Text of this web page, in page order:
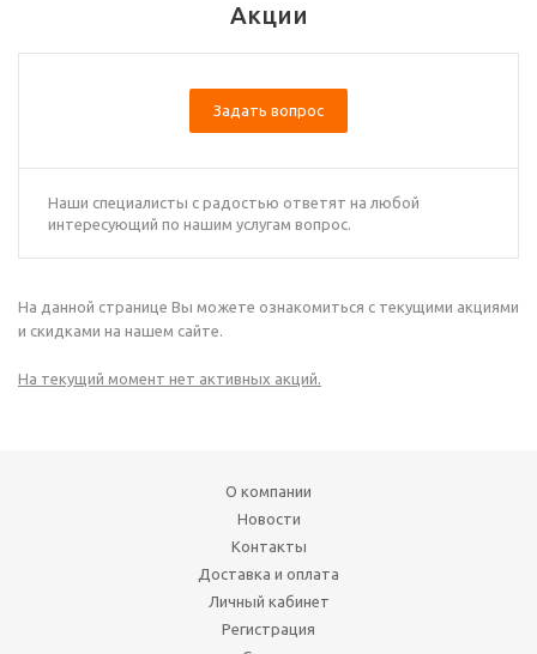
Акции
Задать вопрос
Наши специалисты с радостью ответят на любой
интересующий по нашим услугам вопрос.
На данной странице Вы можете ознакомиться с текущими акциями
и скидками на нашем сайте.
На текущий момент нет активных акций.
О компании
Новости
Контакты
Доставка и оплата
Личный кабинет
Регистрация